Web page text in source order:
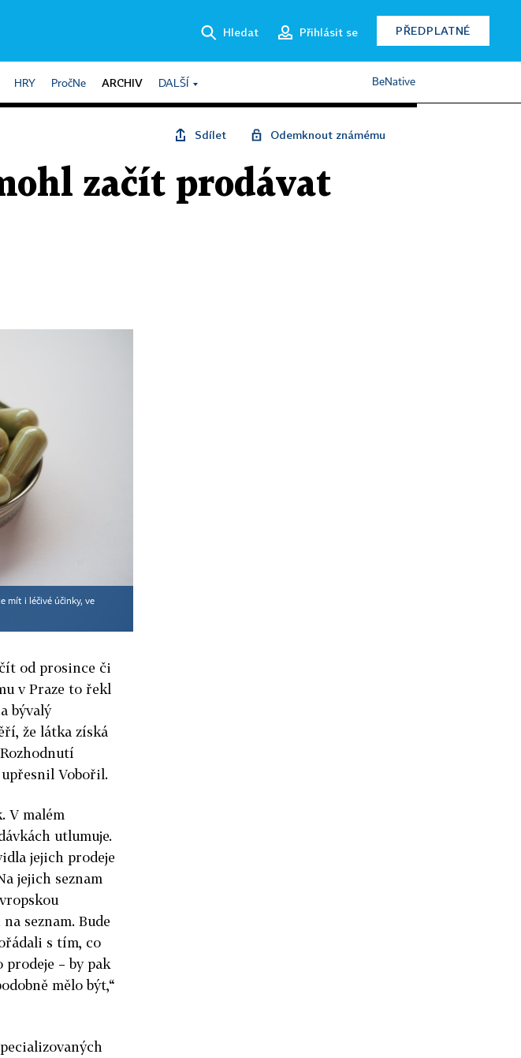
Hledat Přihlásit se PŘEDPLATNÉ
HRY PročNe ARCHIV DALŠÍ BeNative
Sdílet Odemknout známému
začít prodávat
mít i léčivé účinky, ve
od prosince či
v Praze to řekl
bývalý
že látka získá
upřesnil Vobořil.
V malém
utlumuje.
jejich prodeje
jejich seznam
seznam. Bude
s tím, co
prodeje – by pak
mělo být,“